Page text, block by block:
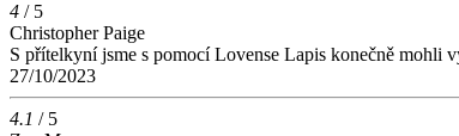
4 / 5
Christopher Paige
S přítelkyní jsme s pomocí Lovense Lapis konečně mohli
27/10/2023
4.1 / 5